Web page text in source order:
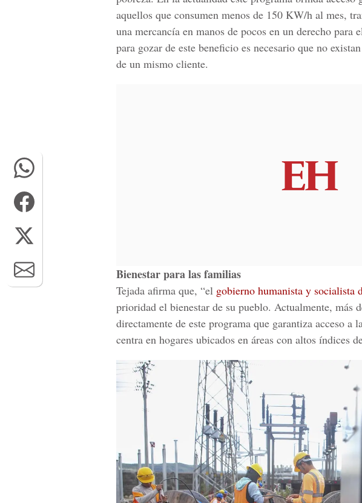
aquellos que consumen menos de 150 KW/h al mes,
una mercancía en manos de pocos en un derecho para
para gozar de este beneficio es necesario que no
de un mismo cliente.
Bienestar para las familias
Tejada afirma que, “el gobierno humanista y socialista
prioridad el bienestar de su pueblo. Actualmente, más
directamente de este programa que garantiza acceso a
centra en hogares ubicados en áreas con altos índices